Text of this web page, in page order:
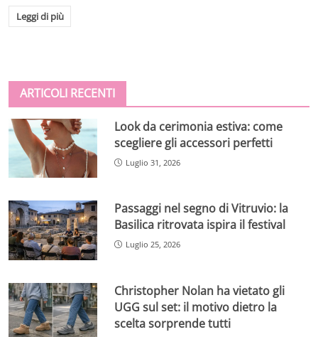
Leggi di più
ARTICOLI RECENTI
Look da cerimonia estiva: come
scegliere gli accessori perfetti
Luglio 31, 2026
Passaggi nel segno di Vitruvio: la
Basilica ritrovata ispira il festival
Luglio 25, 2026
Christopher Nolan ha vietato gli
UGG sul set: il motivo dietro la
scelta sorprende tutti